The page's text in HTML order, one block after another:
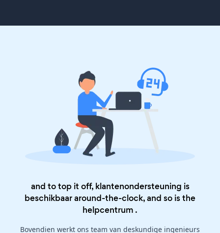
and to top it off, klantenondersteuning is
beschikbaar around-the-clock, and so is the
helpcentrum .
Bovendien werkt ons team van deskundige ingenieurs